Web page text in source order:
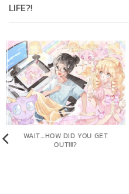
LIFE?!
WAIT…HOW DID YOU GET
OUT!!!?